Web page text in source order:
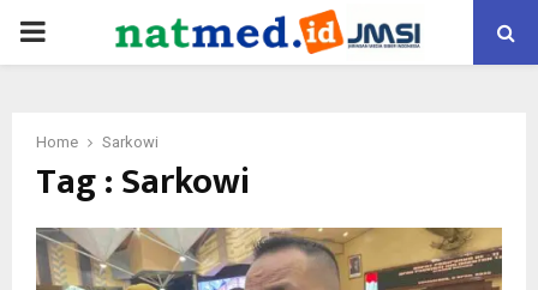
PRIMARY
Home Sarkowi
Tag : Sarkowi